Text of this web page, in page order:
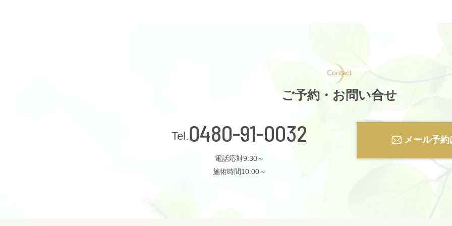
Contact
ご予約・お問い合せ
0480-91-0032
電話応対9:30～
施術時間10:00～
メール予